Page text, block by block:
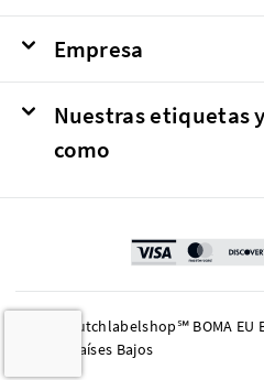
Empresa
Nuestras etiquetas
como
© 2026 Dutchlabelshop℠ BOMA
1033 SE Países Bajos